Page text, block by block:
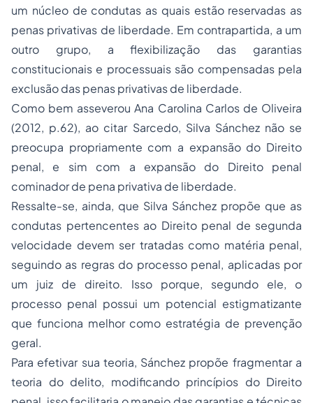
um núcleo de condutas as quais estão reservadas as
penas privativas de liberdade. Em contrapartida, a um
outro grupo, a flexibilização das garantias
constitucionais e processuais são compensadas pela
exclusão das penas privativas de liberdade.
Como bem asseverou Ana Carolina Carlos de Oliveira
(2012, p.62), ao citar Sarcedo, Silva Sánchez não se
preocupa propriamente com a expansão do Direito
penal, e sim com a expansão do Direito penal
cominador de pena privativa de liberdade.
Ressalte-se, ainda, que Silva Sánchez propõe que as
condutas pertencentes ao Direito penal de segunda
velocidade devem ser tratadas como matéria penal,
seguindo as regras do processo penal, aplicadas por
um juiz de direito. Isso porque, segundo ele, o
processo penal possui um potencial estigmatizante
que funciona melhor como estratégia de prevenção
geral.
Para efetivar sua teoria, Sánchez propõe fragmentar a
teoria do delito, modificando princípios do Direito